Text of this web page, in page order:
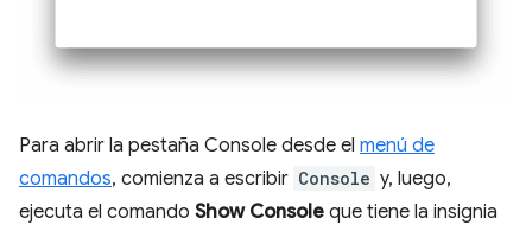
Para abrir la pestaña Console desde el menú de
comandos, comienza a escribir Console y, luego,
ejecuta el comando Show Console que tiene la insignia